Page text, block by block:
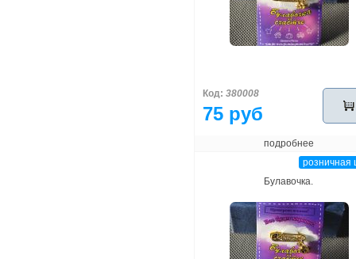
Код: 380008
75 руб
подробнее
розничная
Булавочка.